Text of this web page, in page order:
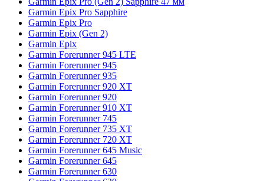
Garmin Epix Pro Sapphire
Garmin Epix Pro
Garmin Epix (Gen 2)
Garmin Epix
Garmin Forerunner 945 LTE
Garmin Forerunner 945
Garmin Forerunner 935
Garmin Forerunner 920 XT
Garmin Forerunner 920
Garmin Forerunner 910 XT
Garmin Forerunner 745
Garmin Forerunner 735 XT
Garmin Forerunner 720 XT
Garmin Forerunner 645 Music
Garmin Forerunner 645
Garmin Forerunner 630